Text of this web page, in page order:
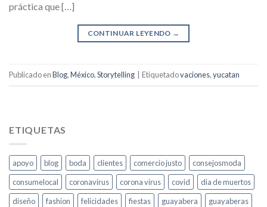
práctica que […]
CONTINUAR LEYENDO →
Publicado enBlog,México,Storytelling Etiquetadovaciones,yucatan
ETIQUETAS
apoyo blog boda clientes comercio justo
consejosmoda
consumelocal
coronavirus corona virus covid
dia de muertos
diseño
fashion felicidades fiestas guayabera
guayaberas